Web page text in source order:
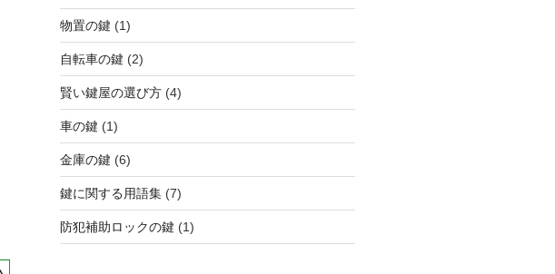
物置の鍵 (1)
自転車の鍵 (2)
賢い鍵屋の選び方(4)
車の鍵 (1)
金庫の鍵 (6)
鍵に関する用語集(7)
防犯補助ロックの鍵 (1)